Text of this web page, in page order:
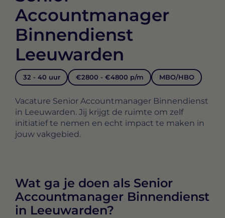
Accountmanager
Binnendienst
Leeuwarden
32 - 40 uur €2800 - €4800 p/m MBO/HBO
Vacature Senior Accountmanager Binnendienst
in Leeuwarden. Jij krijgt de ruimte om zelf
initiatief te nemen en echt impact te maken in
jouw vakgebied.
Wat ga je doen als Senior
Accountmanager Binnendienst
in Leeuwarden?